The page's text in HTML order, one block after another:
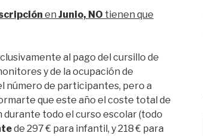
en Junio, NO tienen que
al pago del cursillo de
y de la ocupación de
número de participantes, pero a
que este año el coste total de
durante todo el curso escolar (todo
de 297 € para infantil, y 218 € para